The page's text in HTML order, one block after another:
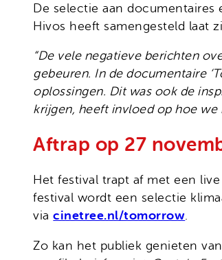
De selectie aan documentaires
Hivos heeft samengesteld laat
“De vele negatieve berichten
gebeuren. In de documentaire
oplossingen. Dit was ook de
krijgen, heeft invloed op hoe we
Aftrap op 27
Het festival trapt af met een
festival wordt een selectie
viacinetree.nl/tomorrow
Zo kan het publiek genieten